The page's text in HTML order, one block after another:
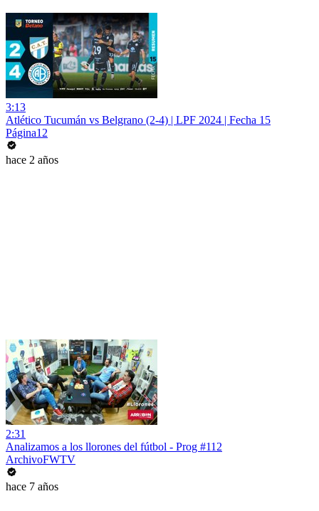
3:13
Atlético Tucumán vs Belgrano (2-4) | LPF 2024 | Fecha 15
Página12
hace 2 años
2:31
Analizamos a los llorones del fútbol - Prog #112
ArchivoFWTV
hace 7 años